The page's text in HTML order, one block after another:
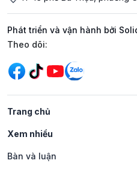
Phát triển và vận hành bởi
Mạng xã hội
Theo dõi:
Trang chủ
Xem nhiều
Bàn và luận